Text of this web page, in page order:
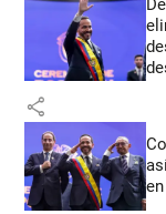
share